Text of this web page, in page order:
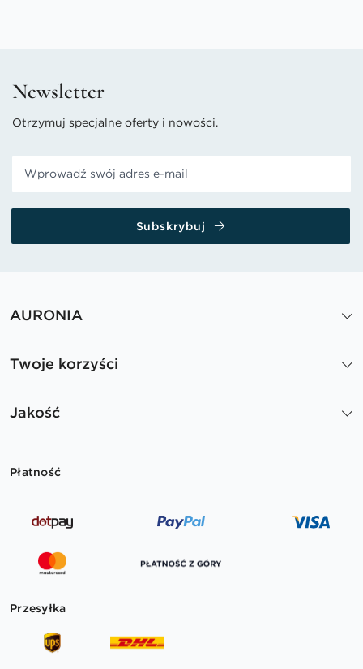
Newsletter
Otrzymuj specjalne oferty i nowości.
Subskrybuj
AURONIA
Twoje korzyści
Jakość
Płatność
Przesyłka